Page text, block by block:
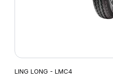
LING LONG - LMC4